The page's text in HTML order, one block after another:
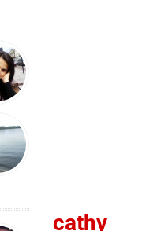
cathy